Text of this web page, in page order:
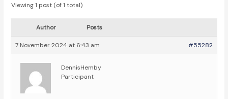
Viewing 1 post (of 1 total)
Author Posts
7 November 2024 at 6:43 am #55282
DennisHemby
Participant